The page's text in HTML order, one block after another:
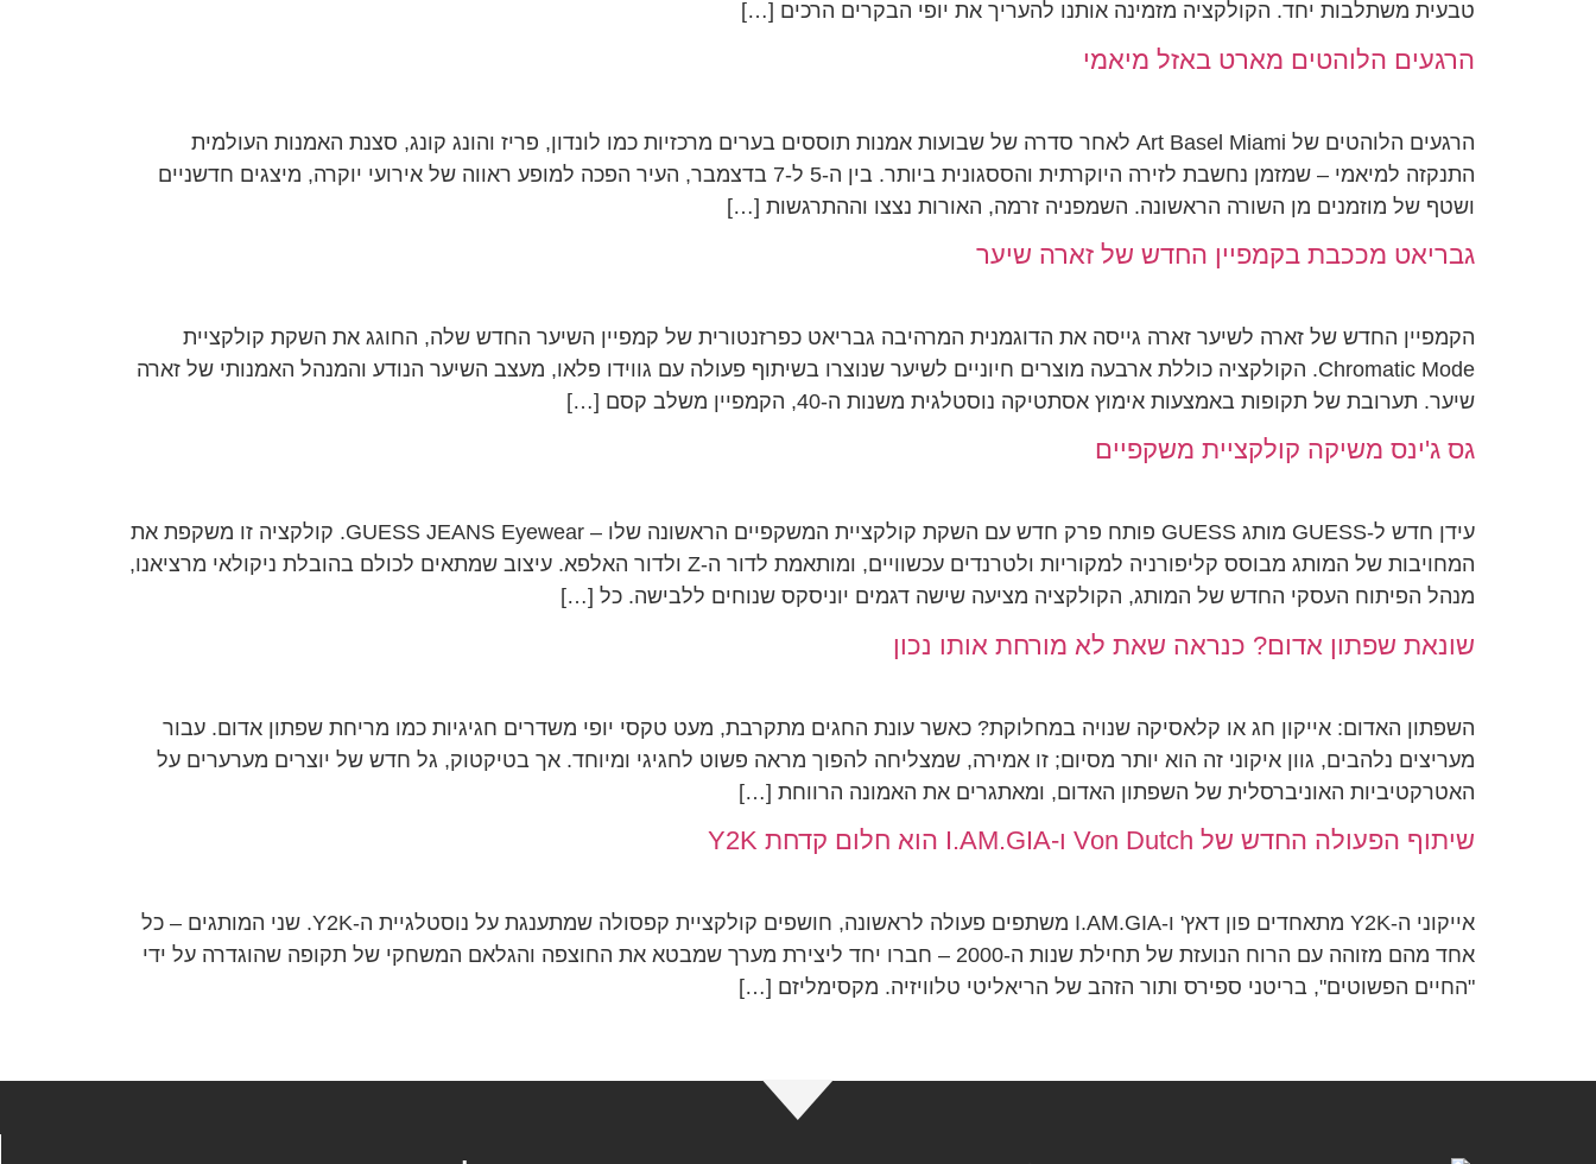
טבעית משתלבות יחד. הקולקציה מזמינה אותנו להעריך את יופי הבקרים הרכים […]
הרגעים הלוהטים מארט באזל מיאמי
הרגעים הלוהטים של Art Basel Miami לאחר סדרה של שבועות אמנות תוססים בערים מרכזיות כמו לונדון, פריז והונג קונג, סצנת האמנות העולמית
התנקזה למיאמי – שמזמן נחשבת לזירה היוקרתית והססגונית ביותר. בין ה-5 ל-7 בדצמבר, העיר הפכה למופע ראווה של אירועי יוקרה, מיצגים חדשניים
ושטף של מוזמנים מן השורה הראשונה. השמפניה זרמה, האורות נצצו וההתרגשות […]
גבריאט מככבת בקמפיין החדש של זארה שיער
הקמפיין החדש של זארה לשיער זארה גייסה את הדוגמנית המרהיבה גבריאט כפרזנטורית של קמפיין השיער החדש שלה, החוגג את השקת קולקציית
Chromatic Mode. הקולקציה כוללת ארבעה מוצרים חיוניים לשיער שנוצרו בשיתוף פעולה עם גווידו פלאו, מעצב השיער הנודע והמנהל האמנותי של זארה
שיער. תערובת של תקופות באמצעות אימוץ אסתטיקה נוסטלגית משנות ה-40, הקמפיין משלב קסם […]
גס ג'ינס משיקה קולקציית משקפיים
עידן חדש ל-GUESS מותג GUESS פותח פרק חדש עם השקת קולקציית המשקפיים הראשונה שלו – GUESS JEANS Eyewear. קולקציה זו משקפת את
המחויבות של המותג מבוסס קליפורניה למקוריות ולטרנדים עכשוויים, ומותאמת לדור ה-Z ולדור האלפא. עיצוב שמתאים לכולם בהובלת ניקולאי מרציאנו,
מנהל הפיתוח העסקי החדש של המותג, הקולקציה מציעה שישה דגמים יוניסקס שנוחים ללבישה. כל […]
שונאת שפתון אדום? כנראה שאת לא מורחת אותו נכון
השפתון האדום: אייקון חג או קלאסיקה שנויה במחלוקת? כאשר עונת החגים מתקרבת, מעט טקסי יופי משדרים חגיגיות כמו מריחת שפתון אדום. עבור
מעריצים נלהבים, גוון איקוני זה הוא יותר מסיום; זו אמירה, שמצליחה להפוך מראה פשוט לחגיגי ומיוחד. אך בטיקטוק, גל חדש של יוצרים מערערים על
האטרקטיביות האוניברסלית של השפתון האדום, ומאתגרים את האמונה הרווחת […]
שיתוף הפעולה החדש של Von Dutch ו-I.AM.GIA הוא חלום קדחת Y2K
אייקוני ה-Y2K מתאחדים פון דאץ' ו-I.AM.GIA משתפים פעולה לראשונה, חושפים קולקציית קפסולה שמתענגת על נוסטלגיית ה-Y2K. שני המותגים – כל
אחד מהם מזוהה עם הרוח הנועזת של תחילת שנות ה-2000 – חברו יחד ליצירת מערך שמבטא את החוצפה והגלאם המשחקי של תקופה שהוגדרה על ידי
"החיים הפשוטים", בריטני ספירס ותור הזהב של הריאליטי טלוויזיה. מקסימליזם […]